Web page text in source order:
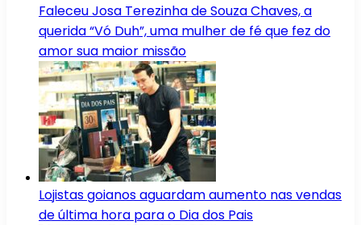
Faleceu Josa Terezinha de Souza Chaves, a
querida “Vó Duh”, uma mulher de fé que fez do
amor sua maior missão
Lojistas goianos aguardam aumento nas vendas
de última hora para o Dia dos Pais